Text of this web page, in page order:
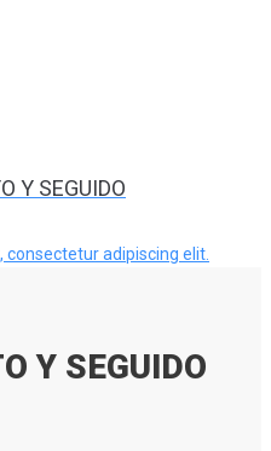
Y SEGUIDO
consectetur adipiscing elit.
Y SEGUIDO